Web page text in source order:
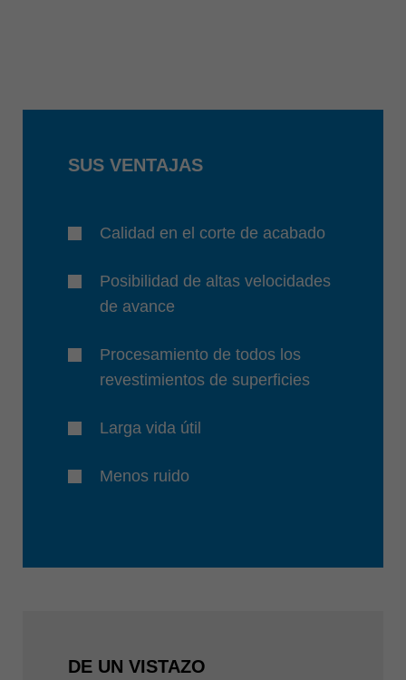
SUS VENTAJAS
Calidad en el corte de acabado
Posibilidad de altas velocidades
de avance
Procesamiento de todos los
revestimientos de superficies
Larga vida útil
Menos ruido
DE UN VISTAZO